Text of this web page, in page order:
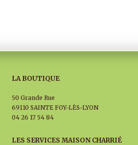
LA BOUTIQUE
50 Grande Rue
69110 SAINTE FOY-LÈS-LYON
04 26 17 54 84
LES SERVICES MAISON CHARRIÉ